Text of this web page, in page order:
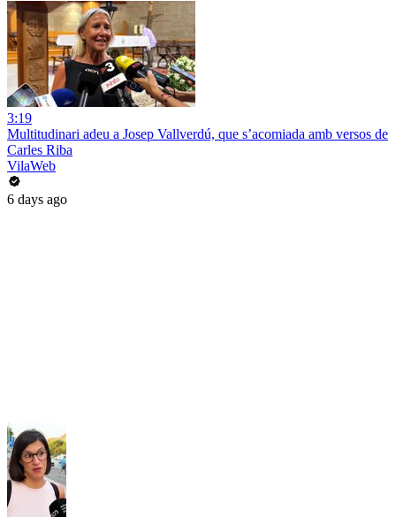
3:19
Multitudinari adeu a Josep Vallverdú, que s’acomiada amb versos de
Carles Riba
VilaWeb
6 days ago